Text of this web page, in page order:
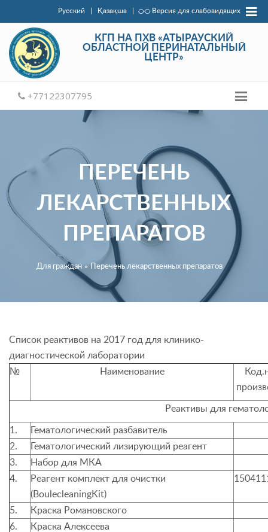
Версия для слабовидящих
Русский | Қазақша |
КГП НА ПХВ «АТЫРАУСКИЙ
ОБЛАСТНОЙ ПЕРИНАТАЛЬНЫЙ
ЦЕНТР»
+77122307795
ПЕРЕЧЕНЬ
ЛЕКАРСТВЕННЫХ
ПРЕПАРАТОВ
Для граждан∘ Перечень лекарственных препаратов
Список реактивов на 2017 год для клинико-
диагностической лаборатории
№
Наименование
Реактивы для
1.
Гематологический разбавитель
2.
Гематологический лизирующий реагент
3.
Набор для МКА
4.
Реагент комплект для очистки
(BoulecleaningKit)
5.
Краска Романовского
6.
Краска Алексеева